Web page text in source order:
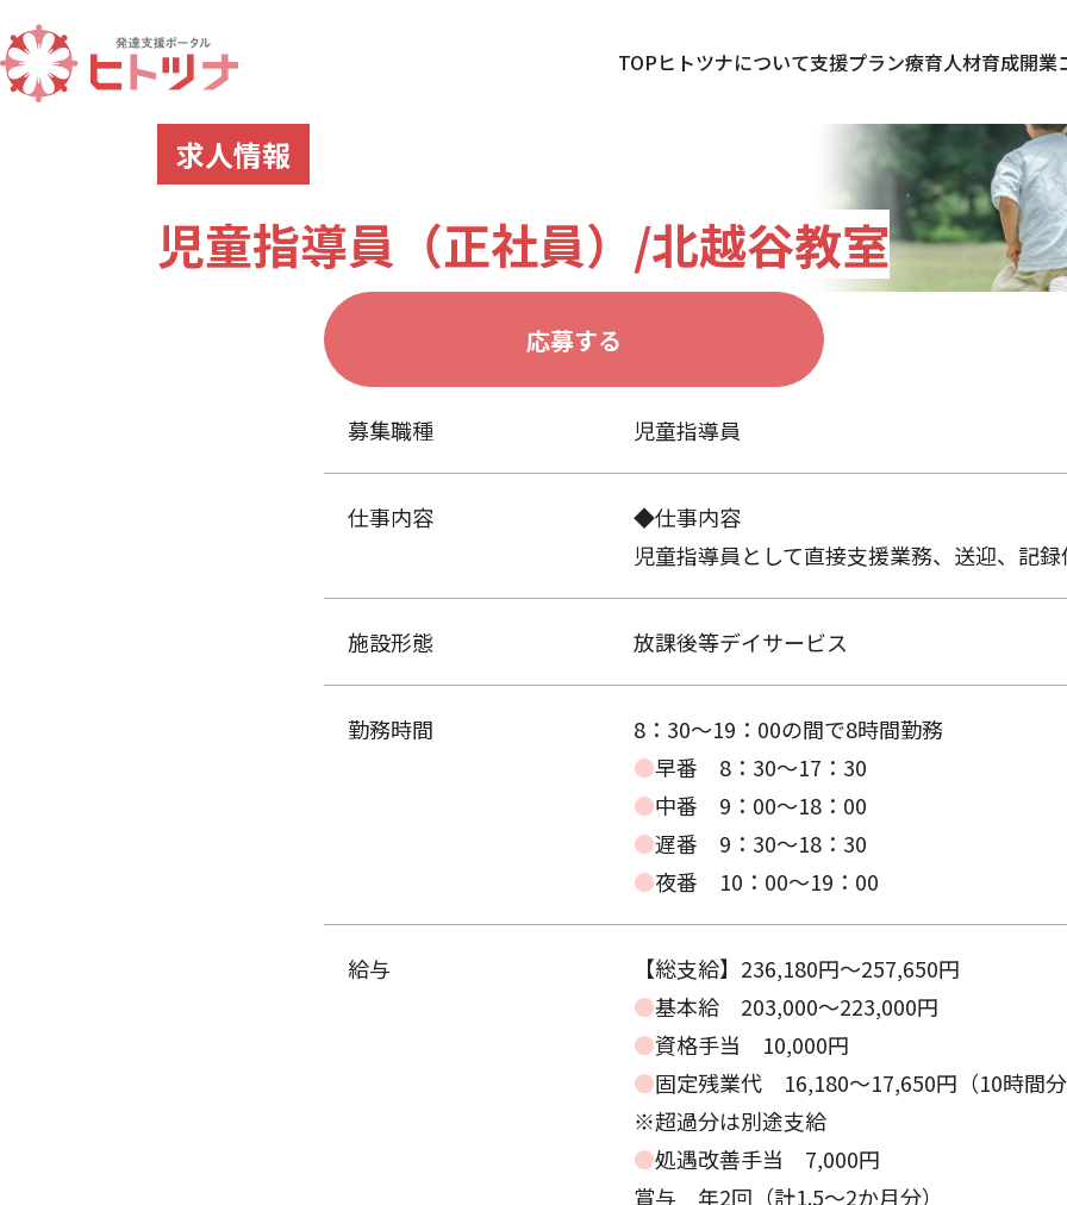
TOPヒトツナについて支援プラン療育人材育成開業
求人情報
児童指導員（正社員）/北越谷教室
応募する
募集職種 児童指導員
仕事内容
◆仕事内容
児童指導員として直接支援業務、送迎、記
施設形態 放課後等デイサービス
勤務時間
8：30～19：00の間で8時間勤務
●早番 8：30～17：30
●中番 9：00～18：00
●遅番 9：30～18：30
●夜番 10：00～19：00
給与
【総支給】236,180円〜257,650円
●基本給 203,000～223,000円
●資格手当 10,000円
●固定残業代 16,180～17,650円（10時間
※超過分は別途支給
●処遇改善手当 7,000円
賞与 年2回（計1.5～2か月分）